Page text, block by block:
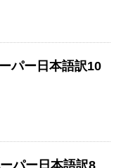
パー日本語訳10
パー日本語訳8